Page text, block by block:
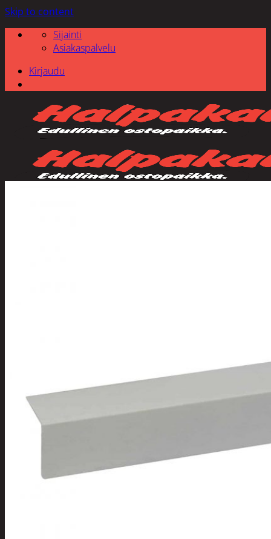
Skip to content
Sijainti
Asiakaspalvelu
Kirjaudu
tontut
kuusenvalot
asetelmat
Tontut ja